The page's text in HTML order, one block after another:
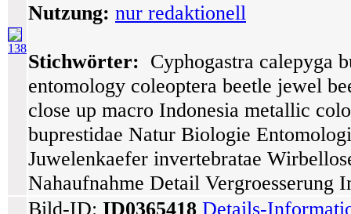
138
Nutzung: nur redaktionell
Stichwörter: Cyphogastra calepyga
entomology coleoptera beetle jewel
close up macro Indonesia metallic
buprestidae Natur Biologie
Juwelenkaefer invertebratae
Nahaufnahme Detail Vergroesserung
Bild-ID: ID0365418 Details-